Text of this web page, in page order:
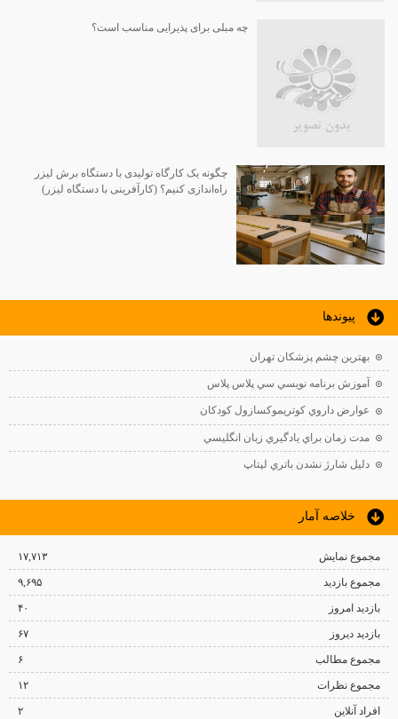
چه مبلی برای پذیرایی مناسب است؟
چگونه یک کارگاه تولیدی با دستگاه برش لیزر
راه‌اندازی کنیم؟ (کارآفرینی با دستگاه لیزر)
پيوندها
بهترين چشم پزشكان تهران
آموزش برنامه نويسي سي پلاس پلاس
عوارض داروي كوتريموكسازول كودكان
مدت زمان براي يادگيري زبان انگليسي
دليل شارژ نشدن باتري لپتاپ
خلاصه آمار
مجموع نمایش‌ ۱۷,۷۱۳
مجموع بازدید ۹,۶۹۵
بازدید امروز ۴۰
بازدید دیروز ۶۷
مجموع مطالب ۶
مجموع نظرات ۱۲
افراد آنلاین ۲